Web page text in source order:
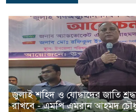
জুলাই আন্দোলন ছাত্র-জনতার
বিয়ানীবাজারের ইউএনও